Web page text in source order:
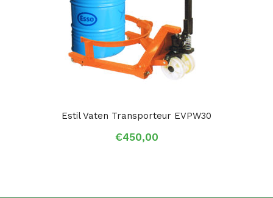
Estil Vaten Transporteur EVPW30
€450,00